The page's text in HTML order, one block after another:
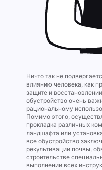
Ничто так не
влиянию человека, как
защите и
обустройство очень
рациональному
Помимо этого,
прокладка различных
ландшафта или
все обустройство
рекультивации почвы,
строительстве
выполнении всех